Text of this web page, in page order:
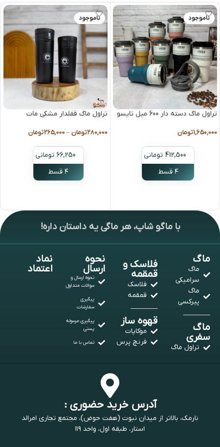
ناموجود
تراول ماگ دسته دار 600 میل تایسو
1,650,000تومان
412,500 تومانی
۴ قسط
ناموجود
تراول ماگ قفلدار مشکی مات
280,000تومان –
265,000تومان
66,250 تومانی
۴ قسط
با ماگو شاپ، هر ماگی یه داستان داره!
ماگ
ماگ
سرامیکی
ماگ
پیرکسی
ماگ
سفری
تراول ماگ
فلاسک و
قمقمه
فلاسک
قمقمه
قهوه ساز
موکاپات
فرنچ پرس
نحوه
ارسال
نحوه ارسال و
سوالات متداول
پیگیری
سفارشات
پیگیری مرسوله
پستی
تماس با ما
نماد
اعتماد
آدرس خرید حضوری :
نارمک، بالاتر از میدان نبوت (هفت حوض)، مجتمع تجاری امرالد
استار، طبقه اول، واحد ۱۱۹